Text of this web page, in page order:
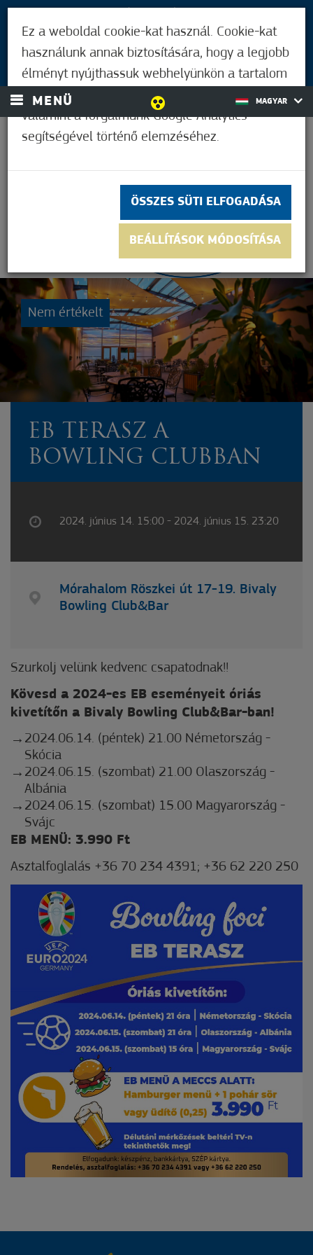
BEJELENTKEZÉS
MENÜ MAGYAR
Nem értékelt
EB TERASZ A
BOWLING CLUBBAN
2024. június 14. 15:00 - 2024. június 15. 23:20
Mórahalom Röszkei út 17-19. Bivaly
Bowling Club&Bar
Szurkolj velünk kedvenc csapatodnak!!
Kövesd a 2024-es EB eseményeit óriás
kivetítőn a Bivaly Bowling Club&Bar-ban!
2024.06.14. (péntek) 21.00 Németország -
Skócia
2024.06.15. (szombat) 21.00 Olaszország -
Albánia
2024.06.15. (szombat) 15.00 Magyarország -
Svájc
EB MENÜ: 3.990 Ft
Asztalfoglalás +36 70 234 4391; +36 62 220 250
Ez a weboldal cookie-kat használ. Cookie-kat
használunk annak biztosítására, hogy a legjobb
élményt nyújthassuk webhelyünkön a tartalom
és a hirdetések személyre szabásához,
valamint a forgalmunk Google Analytics
segítségével történő elemzéséhez.
ÖSSZES SÜTI ELFOGADÁSA
BEÁLLÍTÁSOK MÓDOSÍTÁSA